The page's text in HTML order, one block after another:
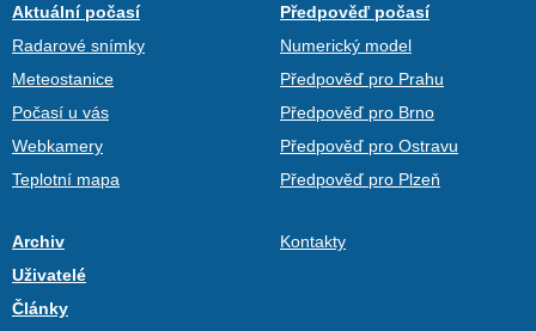
Aktuální počasí
Radarové snímky
Meteostanice
Počasí u vás
Webkamery
Teplotní mapa
Předpověď počasí
Numerický model
Předpověď pro Prahu
Předpověď pro Brno
Předpověď pro Ostravu
Předpověď pro Plzeň
Archiv
Uživatelé
Články
Kontakty